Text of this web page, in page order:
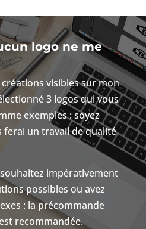
logo ne me
visibles sur mon
3 logos qui vous
exemples : soyez
ferai un travail de qualité
impérativement
possibles ou avez
: la précommande
recommandée.